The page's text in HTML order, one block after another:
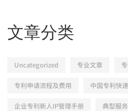
文章分类
Uncategorized 专业文章
专利申请流程及费用 中国专利快
企业专利新人IP管理手册 典型服